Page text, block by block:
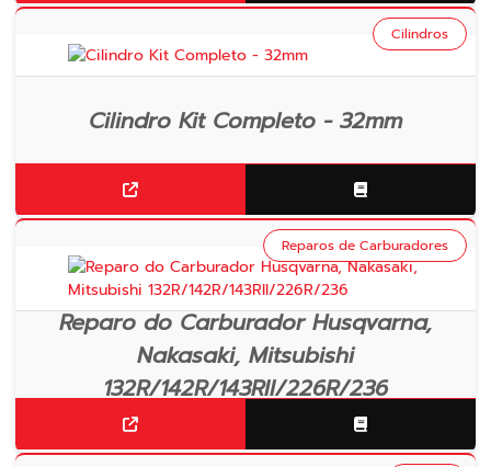
Cilindro Kit Completo - 32mm
Cilindros
Reparo do Carburador Husqvarna,
Nakasaki, Mitsubishi
132R/142R/143RII/226R/236
Reparos de Carburadores